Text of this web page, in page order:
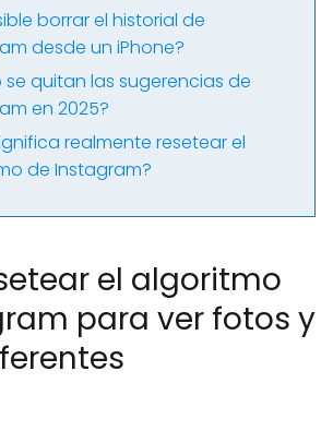
borrar el historial de
desde un iPhone?
se quitan las sugerencias de
en 2025?
realmente resetear el
de Instagram?
el algoritmo
para ver fotos y